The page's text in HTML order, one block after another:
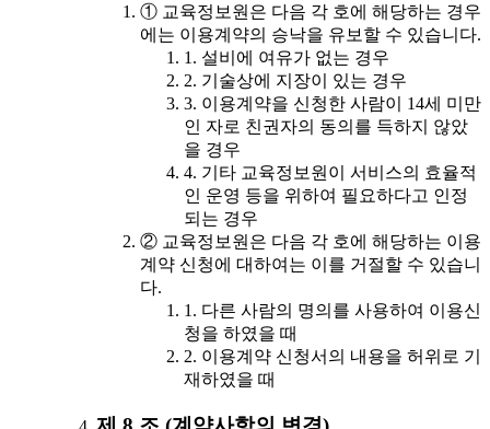
① 교육정보원은 다음 각 호에 해당하는 경우
에는 이용계약의 승낙을 유보할 수 있습니다.
1. 설비에 여유가 없는 경우
2. 기술상에 지장이 있는 경우
3. 이용계약을 신청한 사람이 14세 미만
인 자로 친권자의 동의를 득하지 않았
을 경우
4. 기타 교육정보원이 서비스의 효율적
인 운영 등을 위하여 필요하다고 인정
되는 경우
② 교육정보원은 다음 각 호에 해당하는 이용
계약 신청에 대하여는 이를 거절할 수 있습니
다.
1. 다른 사람의 명의를 사용하여 이용신
청을 하였을 때
2. 이용계약 신청서의 내용을 허위로 기
재하였을 때